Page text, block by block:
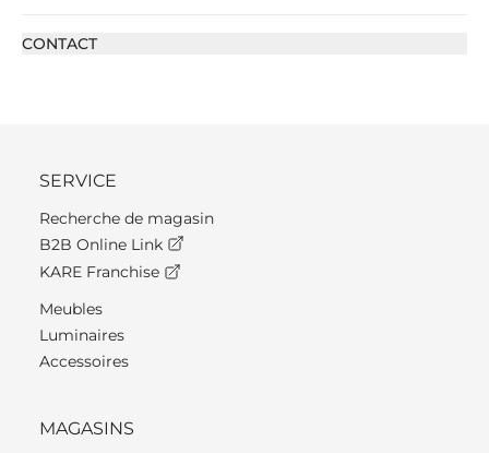
CONTACT
SERVICE
Recherche de magasin
B2B Online Link
KARE Franchise
Meubles
Luminaires
Accessoires
MAGASINS